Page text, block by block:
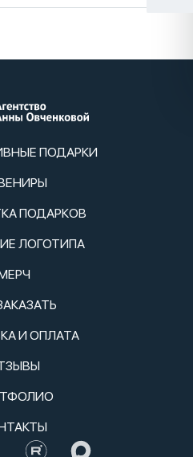
ПОДАРКИ
ПОДАРКОВ
ЛОГОТИПА
И ОПЛАТА